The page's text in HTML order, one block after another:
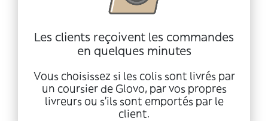
Les clients reçoivent les commandes
en quelques minutes
Vous choisissez si les colis sont livrés par
un coursier de Glovo, par vos propres
livreurs ou s'ils sont emportés par le
client.